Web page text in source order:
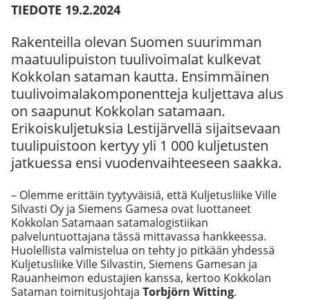
TIEDOTE 19.2.2024
Rakenteilla olevan Suomen suurimman
maatuulipuiston tuulivoimalat kulkevat
Kokkolan sataman kautta. Ensimmäinen
tuulivoimalakomponentteja kuljettava alus
on saapunut Kokkolan satamaan.
Erikoiskuljetuksia Lestijärvellä sijaitsevaan
tuulipuistoon kertyy yli 1 000 kuljetusten
jatkuessa ensi vuodenvaihteeseen saakka.
– Olemme erittäin tyytyväisiä, että Kuljetusliike Ville
Silvasti Oy ja Siemens Gamesa ovat luottaneet
Kokkolan Satamaan satamalogistiikan
palveluntuottajana tässä mittavassa hankkeessa.
Huolellista valmistelua on tehty jo pitkään yhdessä
Kuljetusliike Ville Silvastin, Siemens Gamesan ja
Rauanheimon edustajien kanssa, kertoo Kokkolan
Sataman toimitusjohtaja Torbjörn Witting.